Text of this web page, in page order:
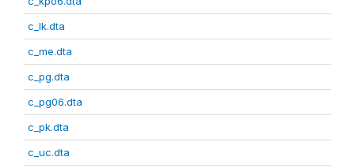
c_lk.dta
c_me.dta
c_pg.dta
c_pg06.dta
c_pk.dta
c_uc.dta